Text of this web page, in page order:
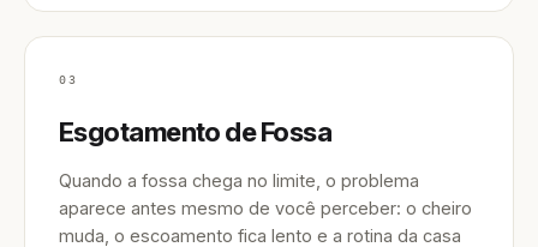
03
Esgotamento de Fossa
Quando a fossa chega no limite, o problema
aparece antes mesmo de você perceber: o cheiro
muda, o escoamento fica lento e a rotina da casa